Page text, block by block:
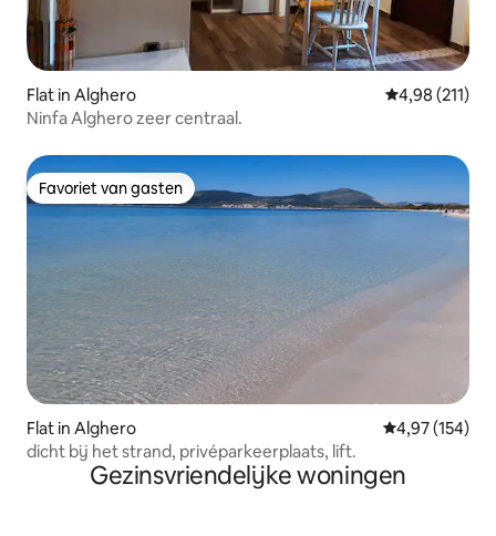
Flat in Alghero Gemiddelde
4,98 (211)
Ninfa Alghero zeer centraal.
Favoriet van gasten
Favoriet van gasten
Flat in Alghero Gemiddelde
4,97 (154)
dicht bij het strand, privéparkeerplaats, lift.
Gezinsvriendelijke woningen